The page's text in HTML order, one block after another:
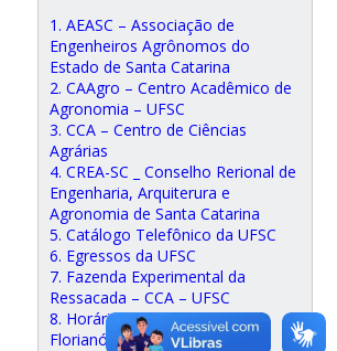
1. AEASC – Associação de
Engenheiros Agrônomos do
Estado de Santa Catarina
2. CAAgro – Centro Acadêmico de
Agronomia – UFSC
3. CCA – Centro de Ciências
Agrárias
4. CREA-SC _ Conselho Rerional de
Engenharia, Arquiterura e
Agronomia de Santa Catarina
5. Catálogo Telefônico da UFSC
6. Egressos da UFSC
7. Fazenda Experimental da
Ressacada – CCA – UFSC
8. Horários de ônibus de
Florianópolis